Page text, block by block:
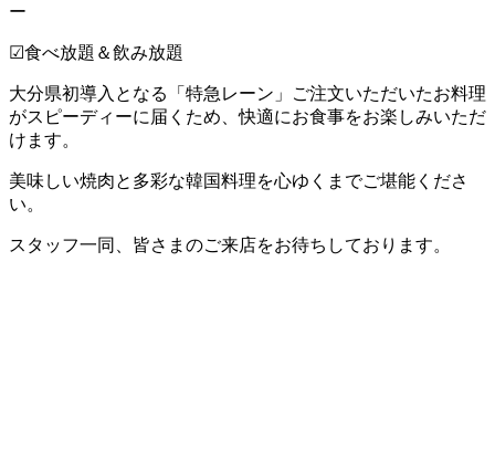
ー
☑︎食べ放題＆飲み放題
大分県初導入となる「特急レーン」ご注文いただいたお料理
がスピーディーに届くため、快適にお食事をお楽しみいただ
けます。
美味しい焼肉と多彩な韓国料理を心ゆくまでご堪能くださ
い。
スタッフ一同、皆さまのご来店をお待ちしております。